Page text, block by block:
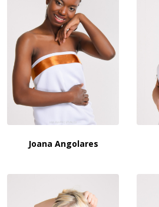
Joana Angolares